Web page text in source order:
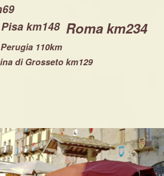
Pisa km148 Roma km234
110km
di Grosseto km129